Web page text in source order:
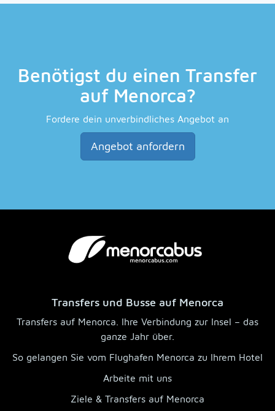
Benötigst du einen Transfer
auf Menorca?
Fordere dein unverbindliches Angebot an
Angebot anfordern
Transfers und Busse auf Menorca
Transfers auf Menorca. Ihre Verbindung zur Insel – das
ganze Jahr über.
So gelangen Sie vom Flughafen Menorca zu Ihrem Hotel
Arbeite mit uns
Ziele & Transfers auf Menorca